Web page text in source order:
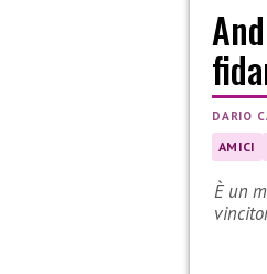
DARIO
AMICI
È un